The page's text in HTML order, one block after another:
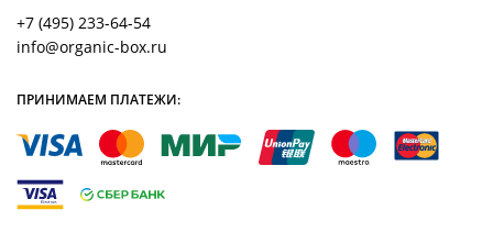
+7 (495) 233-64-54
info@organic-box.ru
ПРИНИМАЕМ ПЛАТЕЖИ: